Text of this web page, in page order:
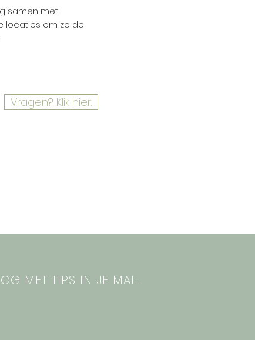
samen met
locaties om zo de
Vragen? Klik hier.
MET TIPS IN JE MAIL